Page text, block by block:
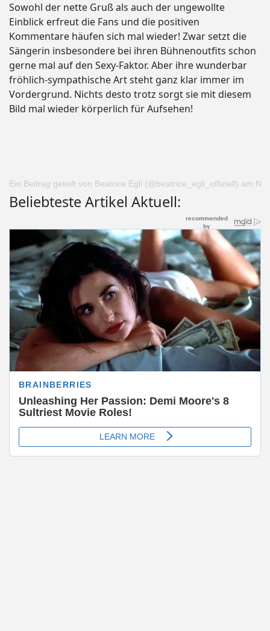
Sowohl der nette Gruß als auch der ungewollte
Einblick erfreut die Fans und die positiven
Kommentare häufen sich mal wieder! Zwar setzt die
Sängerin insbesondere bei ihren Bühnenoutfits schon
gerne mal auf den Sexy-Faktor. Aber ihre wunderbar
fröhlich-sympathische Art steht ganz klar immer im
Vordergrund. Nichts desto trotz sorgt sie mit diesem
Bild mal wieder körperlich für Aufsehen!
Ein Beitrag geteilt von Beatrice Egli (@beatrice_egli_offiziell) am
Beliebteste Artikel Aktuell: